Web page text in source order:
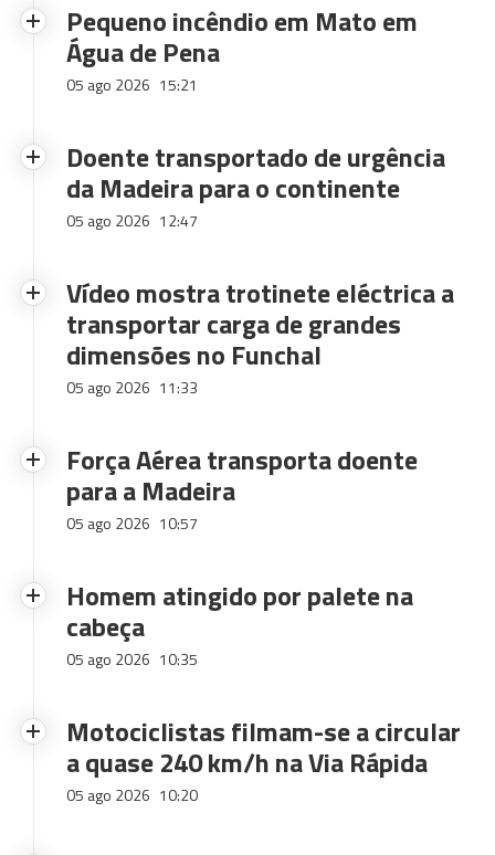
Pequeno incêndio em Mato em
Água de Pena
05 ago 2026 15:21
Doente transportado de urgência
da Madeira para o continente
05 ago 2026 12:47
Vídeo mostra trotinete eléctrica a
transportar carga de grandes
dimensões no Funchal
05 ago 2026 11:33
Força Aérea transporta doente
para a Madeira
05 ago 2026 10:57
Homem atingido por palete na
cabeça
05 ago 2026 10:35
Motociclistas filmam-se a circular
a quase 240 km/h na Via Rápida
05 ago 2026 10:20